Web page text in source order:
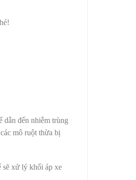
dẫn đến nhiễm trùng
mô ruột thừa bị
sẽ xử lý khối áp xe